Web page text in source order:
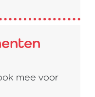
mee voor